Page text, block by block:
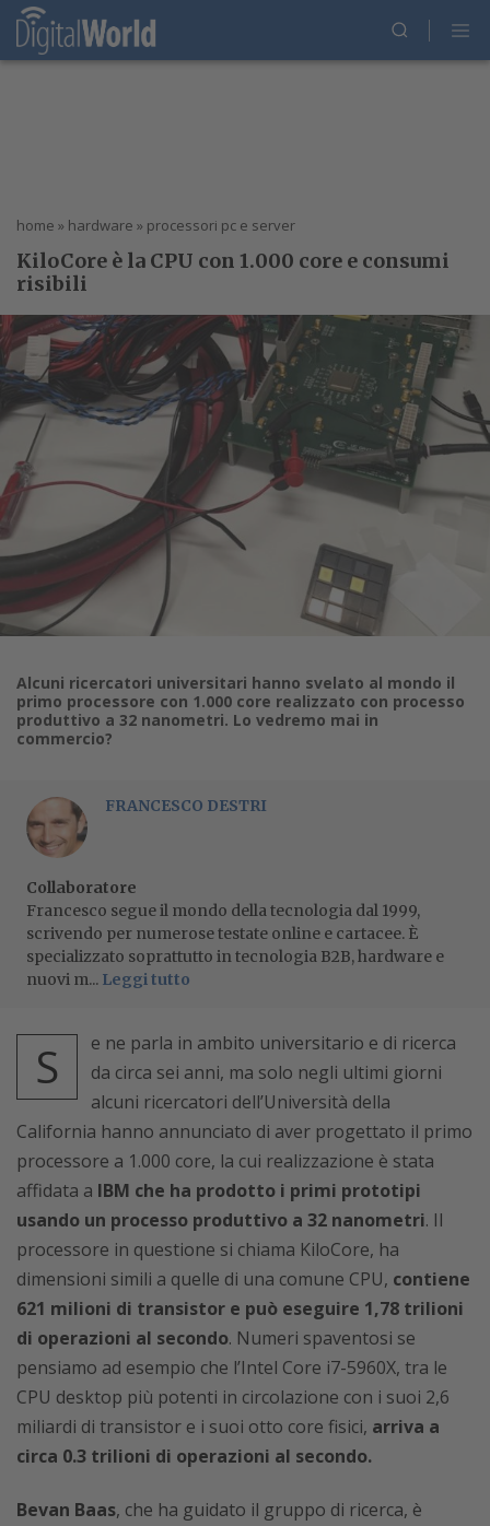
home » hardware » processori pc e server
KiloCore è la CPU con 1.000 core e consumi
risibili
Alcuni ricercatori universitari hanno svelato al mondo il
primo processore con 1.000 core realizzato con processo
produttivo a 32 nanometri. Lo vedremo mai in
commercio?
FRANCESCO DESTRI
Collaboratore
Francesco segue il mondo della tecnologia dal 1999,
scrivendo per numerose testate online e cartacee. È
specializzato soprattutto in tecnologia B2B, hardware e
nuovi m... Leggi tutto
S
e ne parla in ambito universitario e di ricerca
da circa sei anni, ma solo negli ultimi giorni
alcuni ricercatori dell’Università della
California hanno annunciato di aver progettato il primo
processore a 1.000 core, la cui realizzazione è stata
affidata a IBM che ha prodotto i primi prototipi
usando un processo produttivo a 32 nanometri. Il
processore in questione si chiama KiloCore, ha
dimensioni simili a quelle di una comune CPU, contiene
621 milioni di transistor e può eseguire 1,78 trilioni
di operazioni al secondo. Numeri spaventosi se
pensiamo ad esempio che l’Intel Core i7-5960X, tra le
CPU desktop più potenti in circolazione con i suoi 2,6
miliardi di transistor e i suoi otto core fisici, arriva a
circa 0.3 trilioni di operazioni al secondo.
Bevan Baas, che ha guidato il gruppo di ricerca, è